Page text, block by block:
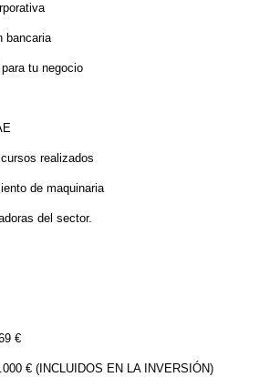
bancaria
tu negocio
realizados
de maquinaria
del sector.
€
€ (INCLUIDOS EN LA INVERSIÓN)